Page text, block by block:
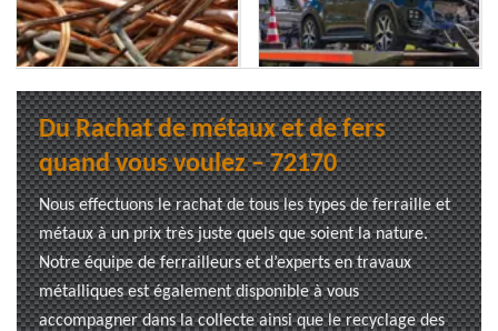
Du Rachat de métaux et de fers
quand vous voulez – 72170
Nous effectuons le rachat de tous les types de ferraille et
métaux à un prix très juste quels que soient la nature.
Notre équipe de ferrailleurs et d’experts en travaux
métalliques est également disponible à vous
accompagner dans la collecte ainsi que le recyclage des